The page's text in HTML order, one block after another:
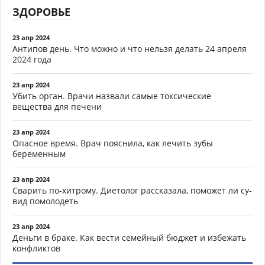
ЗДОРОВЬЕ
23 апр 2024
Антипов день. Что можно и что нельзя делать 24 апреля
2024 года
23 апр 2024
Убить орган. Врачи назвали самые токсические
вещества для печени
23 апр 2024
Опасное время. Врач пояснила, как лечить зубы
беременным
23 апр 2024
Сварить по-хитрому. Диетолог рассказала, поможет ли су-
вид помолодеть
23 апр 2024
Деньги в браке. Как вести семейный бюджет и избежать
конфликтов